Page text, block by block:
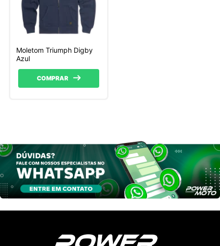
Moletom Triumph Digby
Azul
COMPRAR